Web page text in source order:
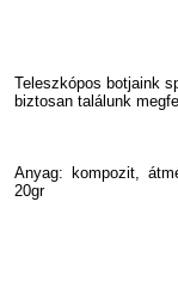
Teleszkópos botjaink
biztosan találunk
Anyag: kompozit,
20gr